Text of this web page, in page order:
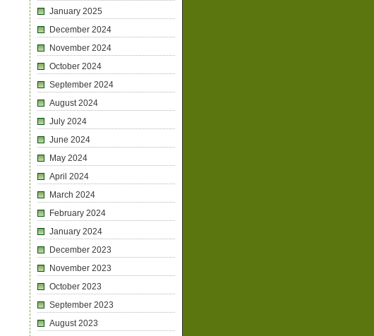
January 2025
December 2024
November 2024
October 2024
September 2024
August 2024
July 2024
June 2024
May 2024
April 2024
March 2024
February 2024
January 2024
December 2023
November 2023
October 2023
September 2023
August 2023